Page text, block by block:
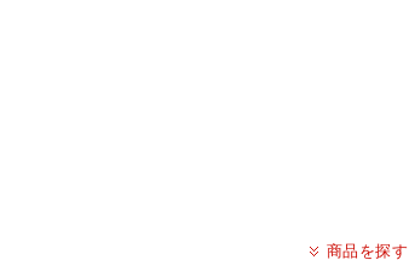
商品を探す